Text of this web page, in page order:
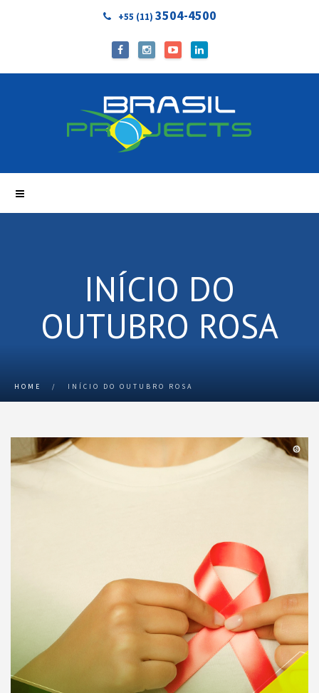
+55 (11) 3504-4500
INÍCIO DO
OUTUBRO ROSA
HOME / INÍCIO DO OUTUBRO ROSA